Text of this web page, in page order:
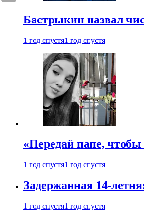
Бастрыкин назвал
1 год спустя1 год спустя
«Передай папе,
1 год спустя1 год спустя
Задержанная 14-
1 год спустя1 год спустя